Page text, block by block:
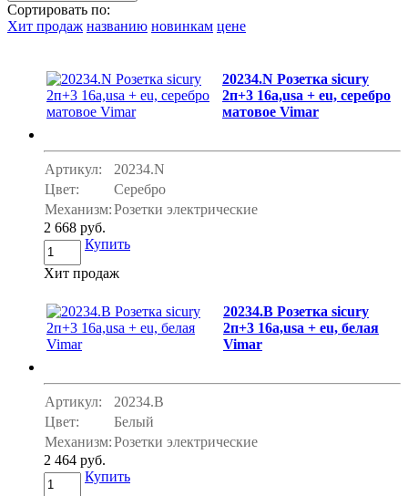
Сортировать по:
Хит продаж названию новинкам цене
20234.N Розетка sicury
2п+3 16а,usa + eu, серебро
матовое Vimar
Артикул:
20234.N
Цвет:
Серебро
Механизм:Розетки электрические
2 668 руб.
Купить
Хит продаж
20234.B Розетка sicury
2п+3 16а,usa + eu, белая
Vimar
Артикул:
20234.B
Цвет:
Белый
Механизм:Розетки электрические
2 464 руб.
Купить